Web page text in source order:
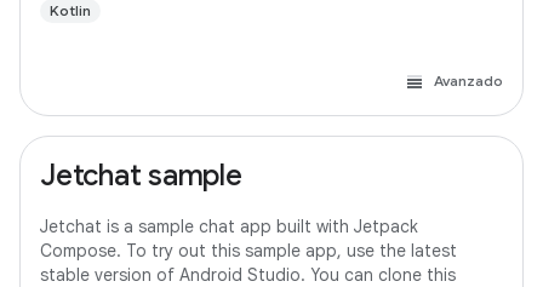
Kotlin
Avanzado
Jetchat sample
Jetchat is a sample chat app built with Jetpack
Compose. To try out this sample app, use the latest
stable version of Android Studio. You can clone this